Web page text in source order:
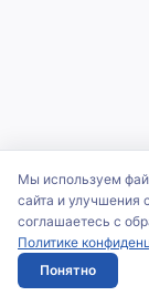
Мы используем
сайта и улучшения
соглашаетесь с
Политике
Понятно